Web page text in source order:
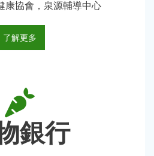
康協會，泉源輔導中心
了解更多
銀行